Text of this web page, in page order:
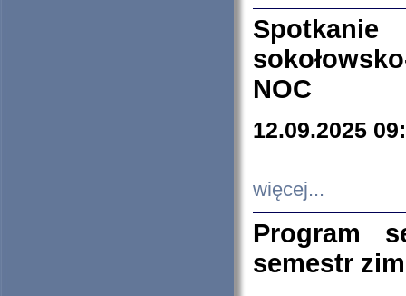
NOC
12.09.2025
więcej...
Program
semestr